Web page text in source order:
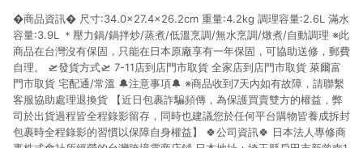
�商品資訊� 尺寸:34.0×27.4×26.2cm 重量:4.2kg 調理容量:2.6L 滿水
容量:3.9L ＊壓力鍋/鍋拌炒/蒸煮/低溫烹調/無水烹調/燉煮/自動調理 ※此
商品在台灣沒有保固，只能在日本原廠享有一年保固，可協助送修，郵費
自理。 🛫發貨方式🛫 7-11店到店門市取貨 全家店到店門市取貨 萊爾富
門市取貨 宅配通/常溫 🔔注意事項🔔 ※商品收到7天內如有故障，請聯繫
客服協助處理退換貨 【近日包裹詐騙頻傳，為保護買賣雙方的權益，弊
司於出貨過程皆全程錄影留存，同時也建議您於任何平台購物皆養成拆封
包裹時全程錄影的習慣以保障自身權益】 🍀公司資訊🍀 日本法人專修商